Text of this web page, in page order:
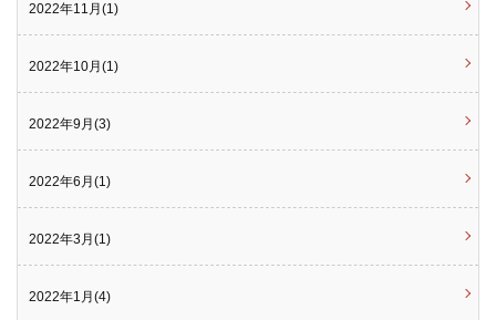
2022年11月(1)
2022年10月(1)
2022年9月(3)
2022年6月(1)
2022年3月(1)
2022年1月(4)